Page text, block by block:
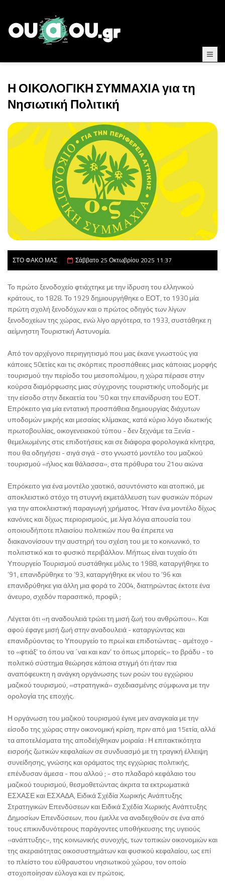
Η ΟΙΚΟΛΟΓΙΚΗ ΣΥΜΜΑΧΙΑ για τη
Νησιωτική Πολιτική
ΣΤΟ ΦΑΚΟ ΜΑΣ Σάββατο 25 Οκτωβρίου 2025 11:37
Το πρώτο ξενοδοχείο φτιάχτηκε με την ίδρυση του ελληνικού
κράτους, το 1828. Το 1929 δημιουργήθηκε ο ΕΟΤ, το 1930 μία
πρώτη σχολή ξενοδόχων και ο πρώτος οδηγός των λίγων
ξενοδοχείων της χώρας, ενώ λίγο αργότερα, το 1933, συστάθηκε η
αείμνηστη Τουριστική Αστυνομία.
Από τον αρχέγονο περιηγητισμό που μας έκανε γνωστούς για
κάποιες 50ετίες και τις σκόρπιες προσπάθειες μιας κάποιας μορφής
τουρισμού την περίοδο του μεσοπολέμου, η χώρα πέρασε στην
κούρσα διαμόρφωσης μιας σύγχρονης τουριστικής υποδομής με
την είσοδο στην δεκαετία του ’50 και την επανίδρυση του ΕΟΤ.
Επρόκειτο για μία εντατική προσπάθεια δημιουργίας διάχυτων
υποδομών μικρής και μεσαίας κλίμακας, κατά κύριο λόγο ιδιωτικής
πρωτοβουλίας, οικογενειακού τύπου - δεν ξεχνάμε τα Ξενία -
θεμελιωμένης στις επιδοτήσεις και σε διάφορα φορολογικά κίνητρα,
που θα οδηγήσει - σιγά σιγά - στο γνωστό μοντέλο του μαζικού
τουρισμού «ήλιος και θάλασσα», στα πρόθυρα του 21ου αιώνα
Επρόκειτο για ένα μοντέλο χαοτικό, ασυντόνιστο και ατοπικό, με
αποκλειστικό στόχο τη στυγνή εκμετάλλευση των φυσικών πόρων
για την αποκλειστική παραγωγή χρήματος. Ήταν ένα μοντέλο δίχως
κανόνες και δίχως περιορισμούς, με λίγα λόγια απουσία του
οποιουδήποτε πλαισίου πολιτικών που θα έπρεπε να
διακανονίσουν την αυστηρή του σχέση του με το κοινωνικό, το
πολιτιστικό και το φυσικό περιβάλλον. Μήπως είναι τυχαίο ότι
Υπουργείο Τουρισμού συστάθηκε μόλις το 1988, καταργήθηκε το
‘91, επανιδρύθηκε το ‘93, καταργήθηκε εκ νέου το ‘96 και
επανιδρύθηκε για άλλη μια φορά το 2004, διατηρώντας έκτοτε ένα
άνευρο, σχεδόν παρασιτικό, προφίλ ;
Λέγεται ότι «η αναδουλειά τρώει τη μισή ζωή του ανθρώπου». Και
αφού έφαγε μισή ζωή στην αναδουλειά - καταργώντας και
επανιδρύοντας το Υπουργείο το πρωί και επιδοτώντας - αμέτοχο -
το «φτιάξ’ το όπου να ΄ναι και καν’ το όπως μπορείς» το βράδυ - το
πολιτικό σύστημα θεώρησε κάποια στιγμή ότι ήταν πια
αναπόφευκτη η ανάγκη οργάνωσης των ροών του εγχώριου
μαζικού τουρισμού, «στρατηγικά» σχεδιασμένης σύμφωνα με την
ορολογία της εποχής.
Η οργάνωση του μαζικού τουρισμού έγινε μεν αναγκαία με την
είσοδο της χώρας στην οικονομική κρίση, πριν από μια 15ετία, αλλά
τα αποτελέσματα της αποδείχθηκαν μοιραία : Η επιτακτικότητα
εισροής ζωτικών κεφαλαίων σε συνδυασμό με τη τραγική έλλειψη
συνείδησης, γνώσης και οράματος της εγχώριας πολιτικής,
επένδυσαν άμεσα - που αλλού ; - στο πλαδαρό κεφάλαιο του
μαζικού τουρισμού, θεσμοθετώντας άκριτα τα εκτρωματικά
ΕΣΧΑΣΕ και ΕΣΧΑΔΑ, Ειδικά Σχέδία Χωρικής Ανάπτυξης
Στρατηγικών Επενδύσεων και Ειδικά Σχέδία Χωρικής Ανάπτυξης
Δημοσίων Επενδύσεων, που έμελλε να αναδειχθούν σε ένα από
τους επικινδυνότερους παράγοντες υποθήκευσης της υγειούς
«ανάπτυξης», της κοινωνικής συνοχής, των τοπικών οικονομιών και
της ακεραιότητας οικοσυστημάτων και φυσικού κεφαλαίου, ως επί
το πλείστο του εύθραυστου νησιωτικού χώρου, τον οποίο
στοχοποίησαν εύλογα και εν πρώτοις.